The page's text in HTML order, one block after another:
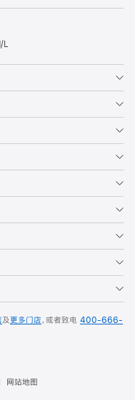
L
及更多门店，或者致电 400-666-
网站地图